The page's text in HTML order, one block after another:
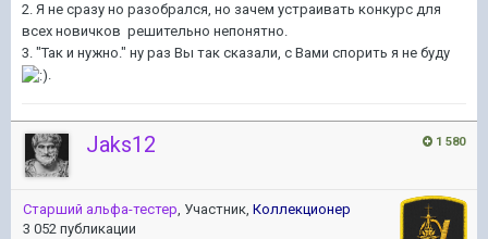
2. Я не сразу но разобрался, но зачем устраивать конкурс для
всех новичков решительно непонятно.
3. "Так и нужно." ну раз Вы так сказали, с Вами спорить я не буду
.
1 580
Jaks12
Старший альфа-тестер, Участник, Коллекционер
3 052 публикации